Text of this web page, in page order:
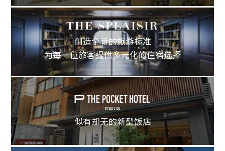
创造全新的旅游标准
为每一位旅客提供多元化的住宿选择
似有却无的新型饭店